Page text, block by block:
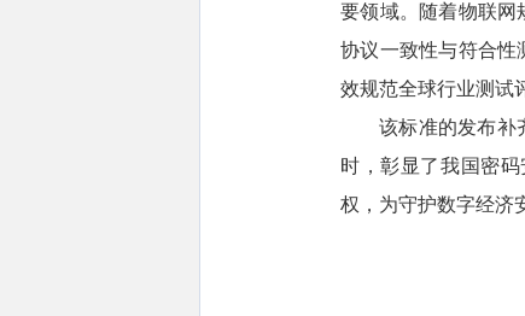
要领域。随着物联网
协议一致性与符合性
效规范全球行业测试
该标准的发布补
时，彰显了我国密
权，为守护数字经济